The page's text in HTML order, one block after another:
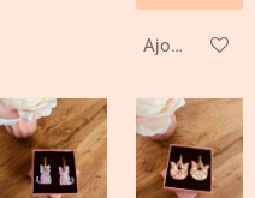
Ajouter au